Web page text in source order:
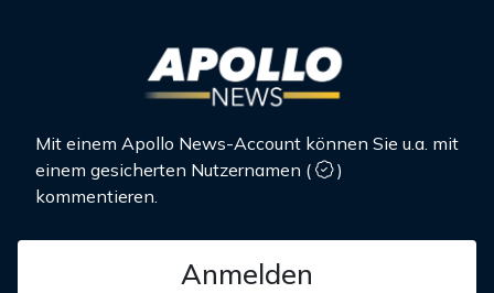
Mit einem Apollo News-Account können Sie u.a. mit
einem gesicherten Nutzernamen (
)
kommentieren.
Anmelden